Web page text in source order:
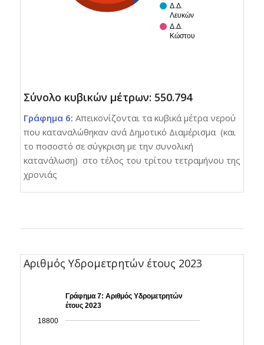
Δ.Δ.
Λευκών
Δ.Δ.
Κώστου
Σύνολο κυβικών μέτρων: 550.794
Γράφημα 6: Απεικονίζονται τα κυβικά μέτρα νερού
που καταναλώθηκαν ανά Δημοτικό Διαμέρισμα (και
το ποσοστό σε σύγκριση με την συνολική
κατανάλωση) στο τέλος του τρίτου τετραμήνου της
χρονιάς
Αριθμός Υδρομετρητών έτους 2023
Γράφημα 7: Αριθμός Υδρομετρητών
έτους 2023
18800